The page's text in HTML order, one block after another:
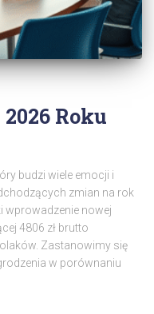
Roku
budzi wiele emocji i
zmian na rok
wprowadzenie nowej
4806 zł brutto
Zastanowimy się
w porównaniu